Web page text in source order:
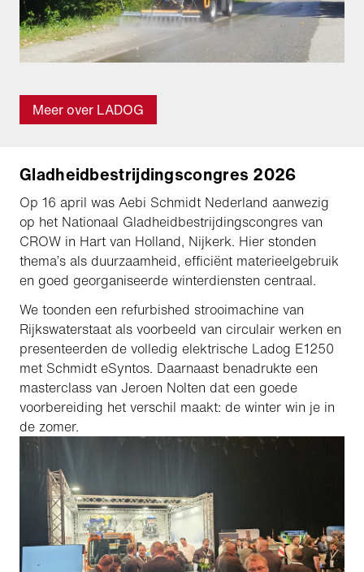
Meer over LADOG
Gladheidbestrijdingscongres 2026
Op 16 april was Aebi Schmidt Nederland aanwezig
op het Nationaal Gladheidbestrijdingscongres van
CROW in Hart van Holland, Nijkerk. Hier stonden
thema’s als duurzaamheid, efficiënt materieelgebruik
en goed georganiseerde winterdiensten centraal.
We toonden een refurbished strooimachine van
Rijkswaterstaat als voorbeeld van circulair werken en
presenteerden de volledig elektrische Ladog E1250
met Schmidt eSyntos. Daarnaast benadrukte een
masterclass van Jeroen Nolten dat een goede
voorbereiding het verschil maakt: de winter win je in
de zomer.